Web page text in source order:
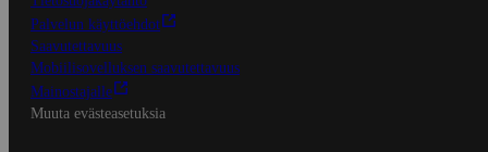
Palvelun käyttöehdot
Saavutettavuus
Mobiilisovelluksen saavutettavuus
Mainostajalle
Muuta evästeasetuksia